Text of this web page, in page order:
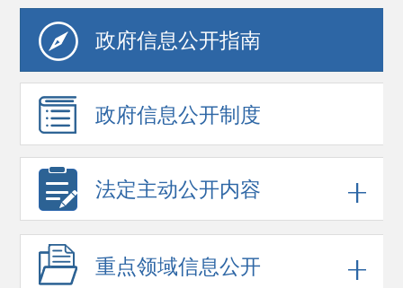
政府信息公开指南
政府信息公开制度
法定主动公开内容
重点领域信息公开